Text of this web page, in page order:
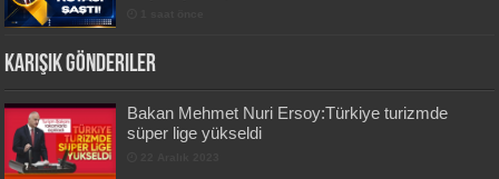
Karışık Gönderiler
Bakan Mehmet Nuri Ersoy:Türkiye turizmde
süper lige yükseldi